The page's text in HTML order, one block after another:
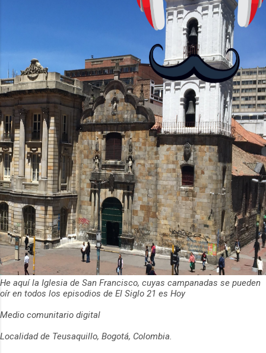
no podrás jugar contra otros humanos
La aplicación Duolingo fue lanzada en
2012 y cuenta con más de 37 millones
de usuarios activos diarios. Desde 2022,
ha empeza...
He aquí la Iglesia de San Francisco, cuyas campanadas se pueden
oír en todos los episodios de El Siglo 21 es Hoy
Medio comunitario digital
Localidad de Teusaquillo, Bogotá, Colombia.